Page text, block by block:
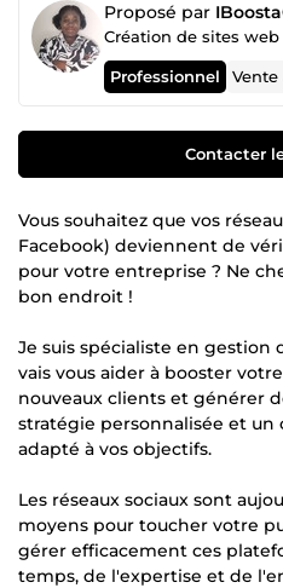
Proposé par
Professionnel
Contacter
Vous souhaitez que vos
Facebook) deviennent de
pour votre entreprise ? Ne
bon endroit !
Je suis spécialiste en gestion
vais vous aider à booster
nouveaux clients et générer
stratégie personnalisée et
adapté à vos objectifs.
Les réseaux sociaux sont
moyens pour toucher votre
gérer efficacement ces
temps, de l'expertise et de